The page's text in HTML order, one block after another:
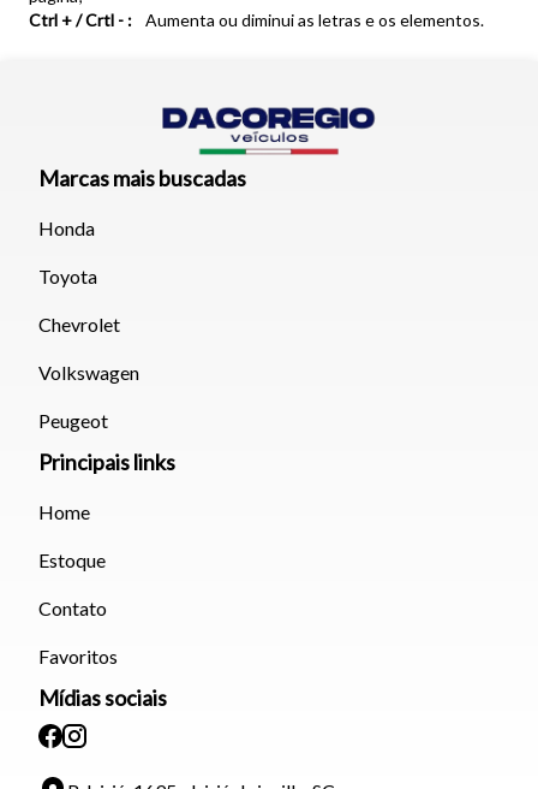
Tamanho do texto
Para aumentar ou diminuir a fonte em nosso site, utilize os
atalhos Ctrl+ (para aumentar) e Ctrl- (para diminuir) no seu
teclado.
Ctrl + / Crtl - :
Aumenta ou diminui as letras e os elementos.
Marcas mais buscadas
Honda
Toyota
Chevrolet
Volkswagen
Peugeot
Principais links
Home
Estoque
Contato
Favoritos
Mídias sociais